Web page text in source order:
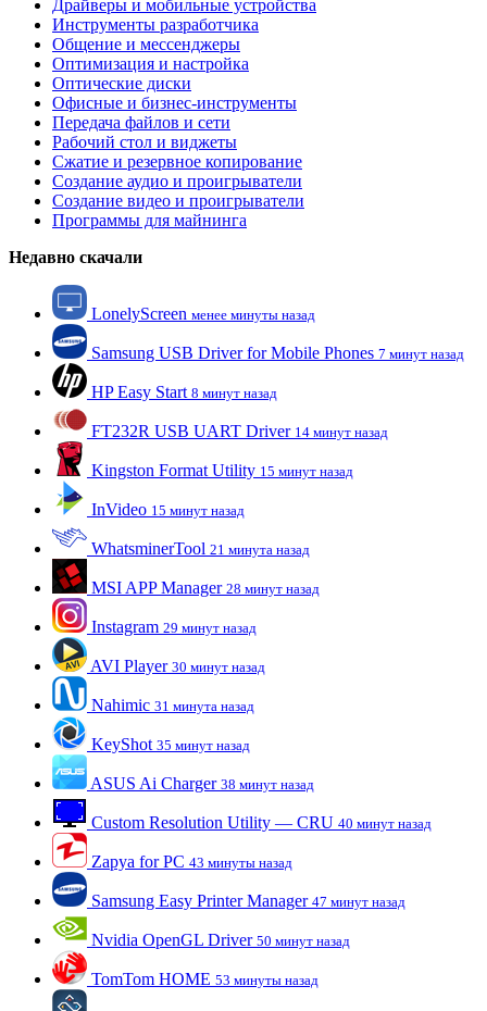
Драйверы и мобильные устройства
Инструменты разработчика
Общение и мессенджеры
Оптимизация и настройка
Оптические диски
Офисные и бизнес-инструменты
Передача файлов и сети
Рабочий стол и виджеты
Сжатие и резервное копирование
Создание аудио и проигрыватели
Создание видео и проигрыватели
Программы для майнинга
Недавно скачали
LonelyScreen менее минуты назад
Samsung USB Driver for Mobile Phones 7 минут назад
HP Easy Start 8 минут назад
FT232R USB UART Driver 14 минут назад
Kingston Format Utility 15 минут назад
InVideo 15 минут назад
WhatsminerTool 21 минута назад
MSI APP Manager 28 минут назад
Instagram 29 минут назад
AVI Player 30 минут назад
Nahimic 31 минута назад
KeyShot 35 минут назад
ASUS Ai Charger 38 минут назад
Custom Resolution Utility — CRU 40 минут назад
Zapya for PC 43 минуты назад
Samsung Easy Printer Manager 47 минут назад
Nvidia OpenGL Driver 50 минут назад
TomTom HOME 53 минуты назад